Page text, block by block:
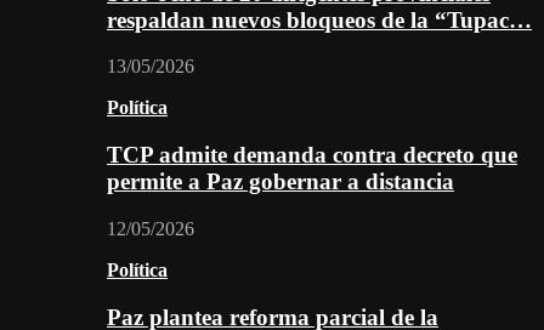
respaldan nuevos bloqueos de la “Tupac…
13/05/2026
Política
TCP admite demanda contra decreto que
permite a Paz gobernar a distancia
12/05/2026
Política
Paz plantea reforma parcial de la